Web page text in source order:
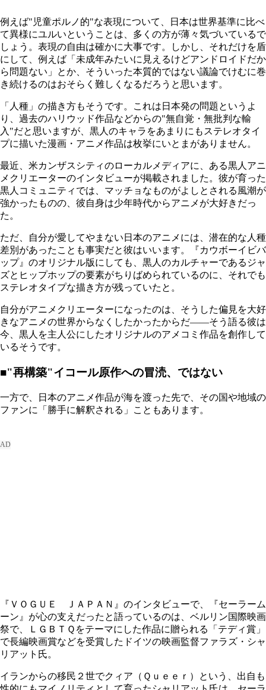
例えば"児童ポルノ的"な表現について、日本は世界基準に比べ
て異様にユルいということは、多くの方が薄々気づいているで
しょう。表現の自由は確かに大事です。しかし、それだけを盾
にして、例えば「未成年みたいに見えるけどアンドロイドだか
ら問題ない」とか、そういった本質的ではない議論でけむに巻
き続けるのはおそらく難しくなるだろうと思います。
「人種」の描き方もそうです。これは日本発の問題というよ
り、過去のハリウッド作品などからの"無自覚・無批判な輸
入"だと思いますが、黒人のキャラをあまりにもステレオタイ
プに描いた漫画・アニメ作品は枚挙にいとまがありません。
最近、米カンザスシティのローカルメディアに、ある黒人アニ
メクリエーターのインタビューが掲載されました。彼が育った
黒人コミュニティでは、マッチョなものがよしとされる風潮が
強かったものの、彼自身は少年時代からアニメが大好きだっ
た。
ただ、自分が愛してやまない日本のアニメには、潜在的な人種
差別があったことも事実だと彼はいいます。『カウボーイビバ
ップ』のオリジナル版にしても、黒人のカルチャーであるジャ
ズとヒップホップの要素がちりばめられているのに、それでも
ステレオタイプな描き方が残っていたと。
自分がアニメクリエーターになったのは、そうした偏見を大好
きなアニメの世界からなくしたかったからだ――そう語る彼は
今、黒人を主人公にしたオリジナルのアメコミ作品を創作して
いるそうです。
■"再構築"イコール原作への冒涜、ではない
一方で、日本のアニメ作品が海を渡った先で、その国や地域の
ファンに「勝手に解釈される」こともあります。
『ＶＯＧＵＥ ＪＡＰＡＮ』のインタビューで、『セーラーム
ーン』が心の支えだったと語っているのは、ベルリン国際映画
祭で、ＬＧＢＴＱをテーマにした作品に贈られる「テディ賞」
で長編映画賞などを受賞したドイツの映画監督ファラズ・シャ
リアット氏。
イランからの移民２世でクィア（Ｑｕｅｅｒ）という、出自も